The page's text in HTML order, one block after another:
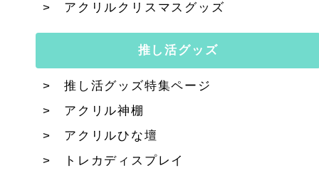
アクリルクリスマスグッズ
推し活グッズ
推し活グッズ特集ページ
アクリル神棚
アクリルひな壇
トレカディスプレイ